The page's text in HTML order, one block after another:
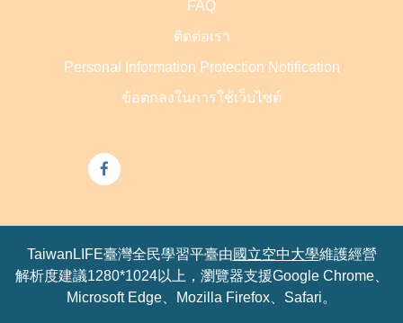
FAQ
ติดต่อเรา
Personal Information Protection Notification
ข้อตกลงในการใช้เว็บไซต์
TaiwanLIFE臺灣全民學習平臺由國立空中大學維護經營
解析度建議1280*1024以上，瀏覽器支援Google Chrome、
Microsoft Edge、Mozilla Firefox、Safari。